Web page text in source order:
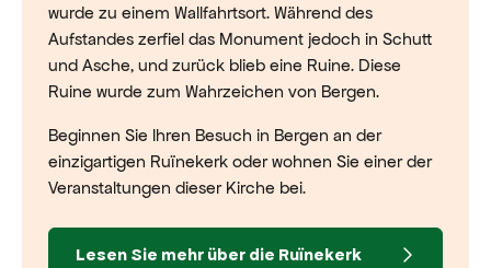
wurde zu einem Wallfahrtsort. Während des
Aufstandes zerfiel das Monument jedoch in Schutt
und Asche, und zurück blieb eine Ruine. Diese
Ruine wurde zum Wahrzeichen von Bergen.
Beginnen Sie Ihren Besuch in Bergen an der
einzigartigen Ruïnekerk oder wohnen Sie einer der
Veranstaltungen dieser Kirche bei.
Lesen Sie mehr über die Ruïnekerk